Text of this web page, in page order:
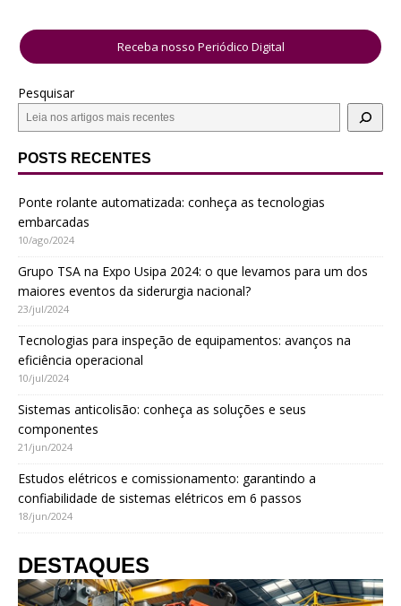
Receba nosso Periódico Digital
Pesquisar
POSTS RECENTES
Ponte rolante automatizada: conheça as tecnologias
embarcadas
10/ago/2024
Grupo TSA na Expo Usipa 2024: o que levamos para um dos
maiores eventos da siderurgia nacional?
23/jul/2024
Tecnologias para inspeção de equipamentos: avanços na
eficiência operacional
10/jul/2024
Sistemas anticolisão: conheça as soluções e seus
componentes
21/jun/2024
Estudos elétricos e comissionamento: garantindo a
confiabilidade de sistemas elétricos em 6 passos
18/jun/2024
DESTAQUES